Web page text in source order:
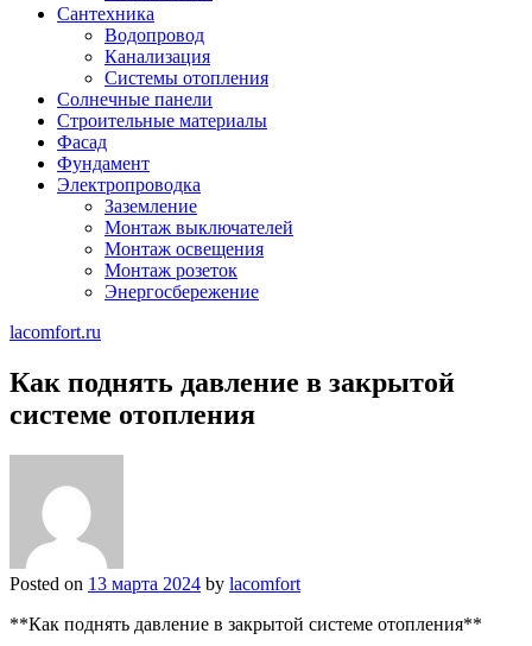
Сантехника
Водопровод
Канализация
Системы отопления
Солнечные панели
Строительные материалы
Фасад
Фундамент
Электропроводка
Заземление
Монтаж выключателей
Монтаж освещения
Монтаж розеток
Энергосбережение
lacomfort.ru
Как поднять давление в закрытой
системе отопления
Posted on 13 марта 2024 by lacomfort
**Как поднять давление в закрытой системе отопления**